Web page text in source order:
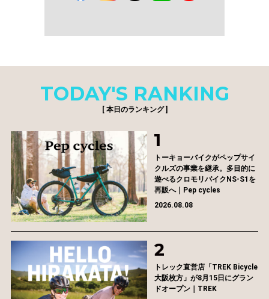
TODAY'S RANKING
[ 本日のランキング ]
トーキョーバイクがペップサイ
クルズの事業を継承。多目的に
遊べるクロモリバイクNS-S1を
再販へ｜Pep cycles
2026.08.08
トレック直営店「TREK Bicycle
大阪枚方」が8月15日にグラン
ドオープン｜TREK